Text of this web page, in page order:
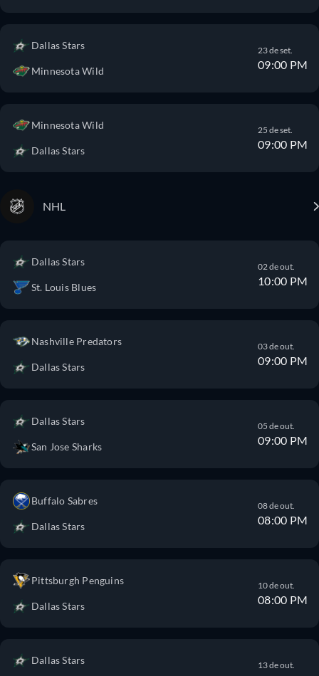
Dallas Stars
Minnesota Wild
23 de set.
09:00 PM
Minnesota Wild
Dallas Stars
25 de set.
09:00 PM
NHL
Dallas Stars
St. Louis Blues
02 de out.
10:00 PM
Nashville Predators
Dallas Stars
03 de out.
09:00 PM
Dallas Stars
San Jose Sharks
05 de out.
09:00 PM
Buffalo Sabres
Dallas Stars
08 de out.
08:00 PM
Pittsburgh Penguins
Dallas Stars
10 de out.
08:00 PM
Dallas Stars 13 de out.